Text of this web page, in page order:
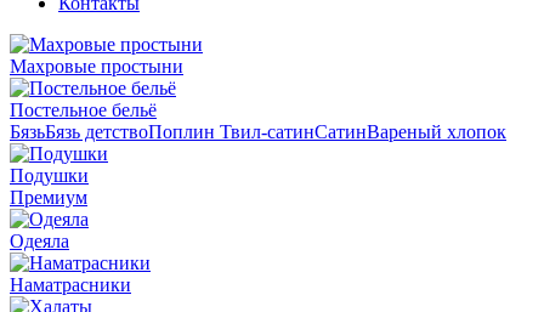
Махровые простыни
Постельное бельё
БязьБязь детствоПоплин Твил-сатинСатинВареный хлопок
Подушки
Премиум
Одеяла
Наматрасники